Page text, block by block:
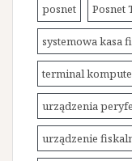
posnet Posnet
systemowa kasa
terminal
urządzenia
urządzenie